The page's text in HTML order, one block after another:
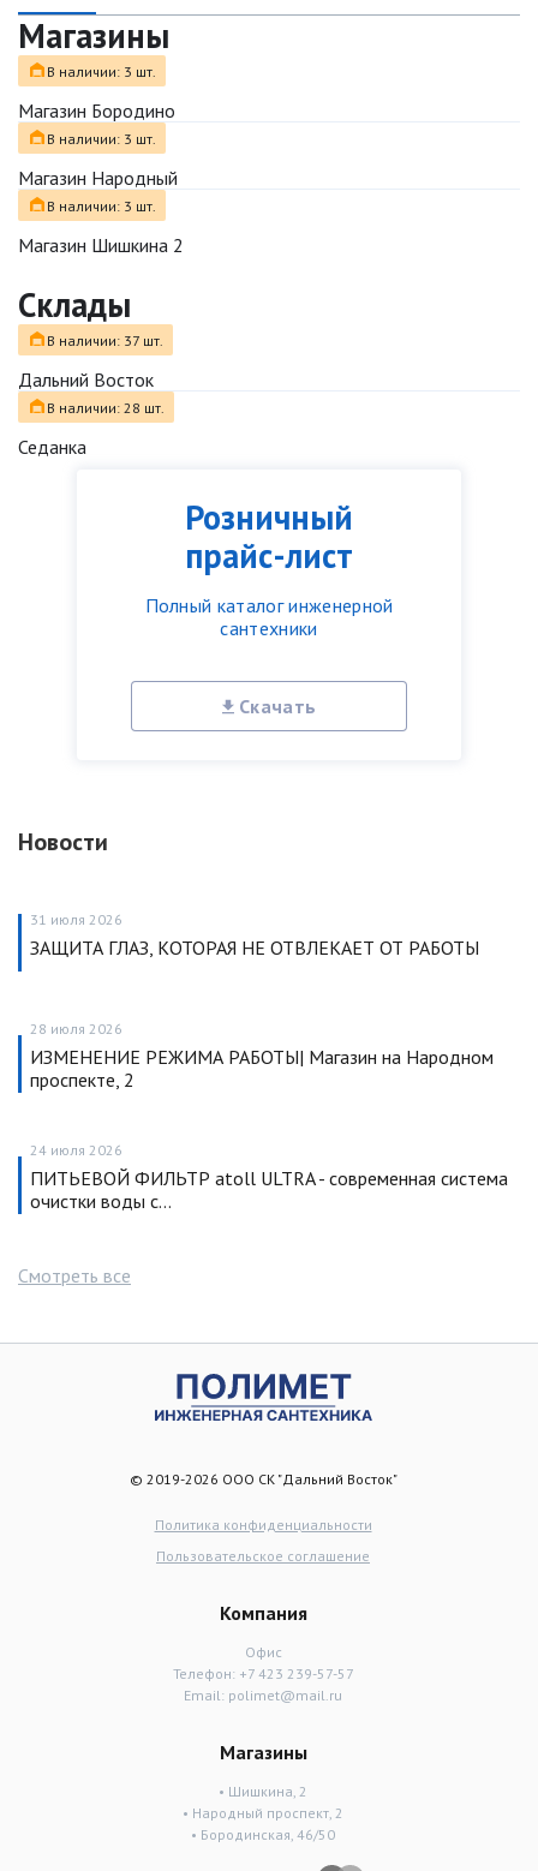
Розничный
прайс-лист
Полный каталог инженерной
сантехники
Скачать
Новости
31 июля 2026
ЗАЩИТА ГЛАЗ, КОТОРАЯ НЕ ОТВЛЕКАЕТ ОТ РАБОТЫ
28 июля 2026
ИЗМЕНЕНИЕ РЕЖИМА РАБОТЫ| Магазин на Народном
проспекте, 2
24 июля 2026
ПИТЬЕВОЙ ФИЛЬТР atoll ULTRA - современная система
очистки воды с…
Смотреть все
Магазины
В наличии: 3 шт.
Магазин Бородино
В наличии: 3 шт.
Магазин Народный
В наличии: 3 шт.
Магазин Шишкина 2
Склады
В наличии: 37 шт.
Дальний Восток
В наличии: 28 шт.
Седанка
© 2019-2026 ООО СК "Дальний Восток"
Политика конфиденциальности
Пользовательское соглашение
Компания
Офис
Телефон: +7 423 239-57-57
Email: polimet@mail.ru
Магазины
• Шишкина, 2
• Народный проспект, 2
• Бородинская, 46/50